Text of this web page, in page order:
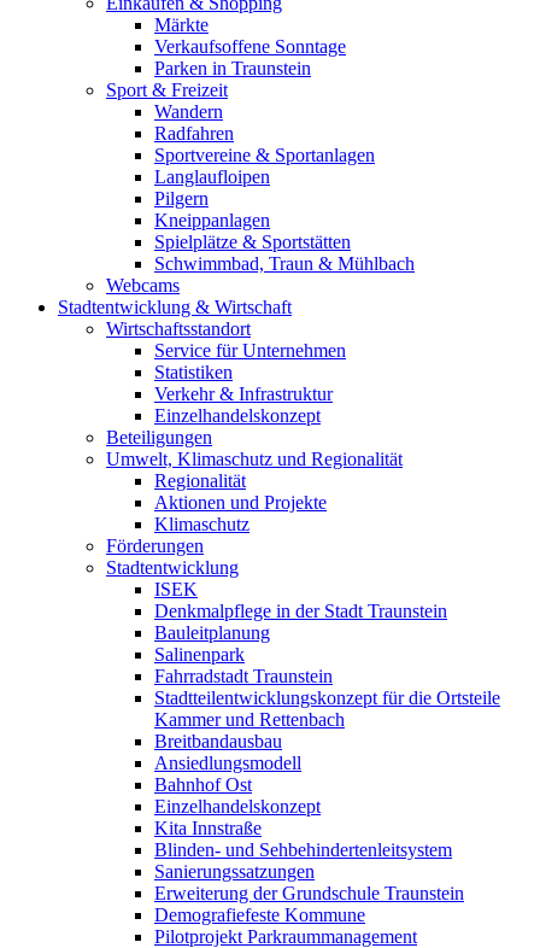
Märkte
Verkaufsoffene Sonntage
Parken in Traunstein
Sport & Freizeit
Wandern
Radfahren
Sportvereine & Sportanlagen
Langlaufloipen
Pilgern
Kneippanlagen
Spielplätze & Sportstätten
Schwimmbad, Traun & Mühlbach
Webcams
Stadtentwicklung & Wirtschaft
Wirtschaftsstandort
Service für Unternehmen
Statistiken
Verkehr & Infrastruktur
Einzelhandelskonzept
Beteiligungen
Umwelt, Klimaschutz und Regionalität
Regionalität
Aktionen und Projekte
Klimaschutz
Förderungen
Stadtentwicklung
ISEK
Denkmalpflege in der Stadt Traunstein
Bauleitplanung
Salinenpark
Fahrradstadt Traunstein
Stadtteilentwicklungskonzept für die Ortsteile
Kammer und Rettenbach
Breitbandausbau
Ansiedlungsmodell
Bahnhof Ost
Einzelhandelskonzept
Kita Innstraße
Blinden- und Sehbehindertenleitsystem
Sanierungssatzungen
Erweiterung der Grundschule Traunstein
Demografiefeste Kommune
Pilotprojekt Parkraummanagement